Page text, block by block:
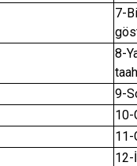
7-
8-
9-
10-
11-
12-